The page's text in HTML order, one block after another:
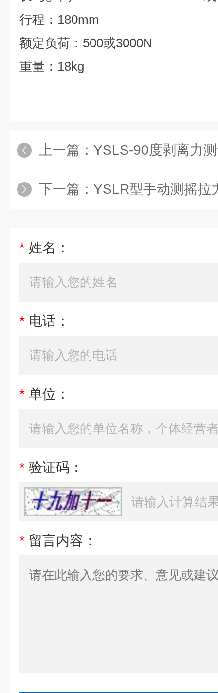
行程：180mm
额定负荷：500或3000N
重量：18kg
上一篇： YSLS-90度剥离力
下一篇： YSLR型手动测摇拉
* 姓名：
* 电话：
* 单位：
* 验证码：
* 留言内容：